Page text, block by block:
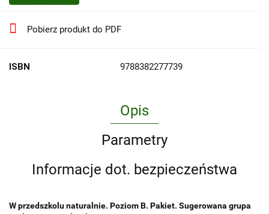
Pobierz produkt do PDF
ISBN 9788382277739
Opis
Parametry
Informacje dot. bezpieczeństwa
W przedszkolu naturalnie. Poziom B. Pakiet. Sugerowana grupa